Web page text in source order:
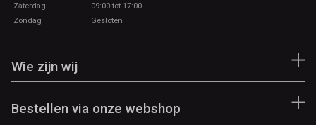
Zaterdag
09:00 tot 17:00
Zondag
Gesloten
Wie zijn wij
Bestellen via onze webshop